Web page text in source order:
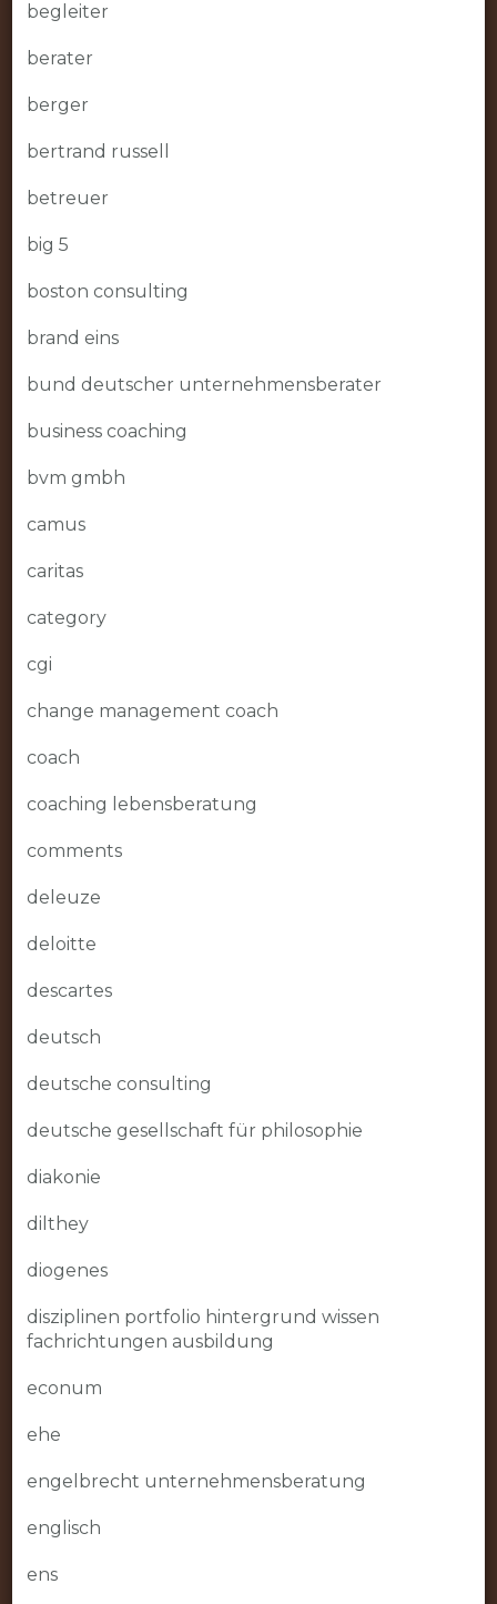
begleiter
berater
berger
bertrand russell
betreuer
big 5
boston consulting
brand eins
bund deutscher unternehmensberater
business coaching
bvm gmbh
camus
caritas
category
cgi
change management coach
coach
coaching lebensberatung
comments
deleuze
deloitte
descartes
deutsch
deutsche consulting
deutsche gesellschaft für philosophie
diakonie
dilthey
diogenes
disziplinen portfolio hintergrund wissen
fachrichtungen ausbildung
econum
ehe
engelbrecht unternehmensberatung
englisch
ens